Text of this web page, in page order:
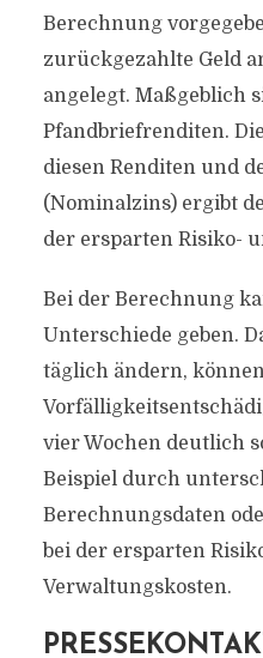
Berechnung
zurückgezahlte Geld
angelegt. Maßgeblich
Pfandbriefrenditen.
diesen Renditen und
(Nominalzins) ergibt
der ersparten Risiko-
Bei der Berechnung
Unterschiede geben.
täglich ändern,
vier Wochen deutlich
Beispiel durch
Berechnungsdaten
bei der ersparten
Verwaltungskosten.